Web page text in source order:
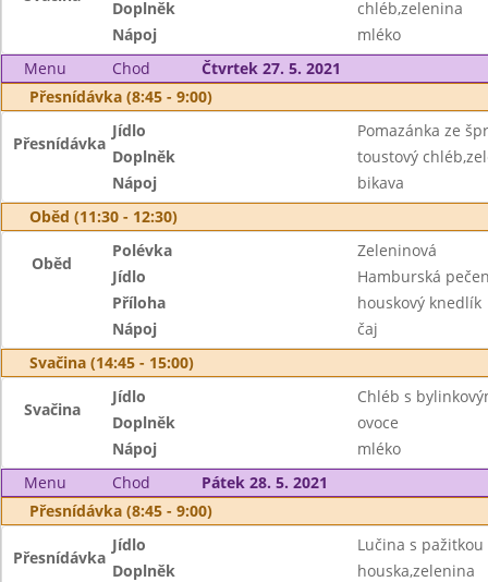
Doplněk
chléb,zelenina
Nápoj
mléko
Menu
Chod
Čtvrtek 27. 5. 2021
Přesnídávka (8:45 - 9:00)
Přesnídávka
Jídlo
Pomazánka ze
Doplněk
toustový
Nápoj
bikava
Oběd (11:30 - 12:30)
Oběd
Polévka
Zeleninová
Jídlo
Hamburská
Příloha
houskový knedlík
Nápoj
čaj
Svačina (14:45 - 15:00)
Svačina
Jídlo
Chléb s
Doplněk
ovoce
Nápoj
mléko
Menu
Chod
Pátek 28. 5. 2021
Přesnídávka (8:45 - 9:00)
Přesnídávka
Jídlo
Lučina s pažitkou
Doplněk
houska,zelenina